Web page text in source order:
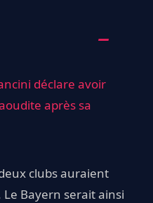
déclare avoir
après sa
clubs auraient
Bayern serait ainsi